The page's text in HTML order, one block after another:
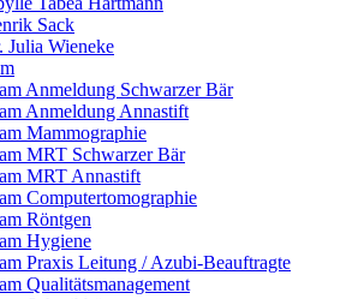
Sack
Julia Wieneke
Anmeldung Schwarzer Bär
Anmeldung Annastift
Mammographie
MRT Schwarzer Bär
MRT Annastift
Computertomographie
Röntgen
Hygiene
Praxis Leitung / Azubi-Beauftragte
Qualitätsmanagement